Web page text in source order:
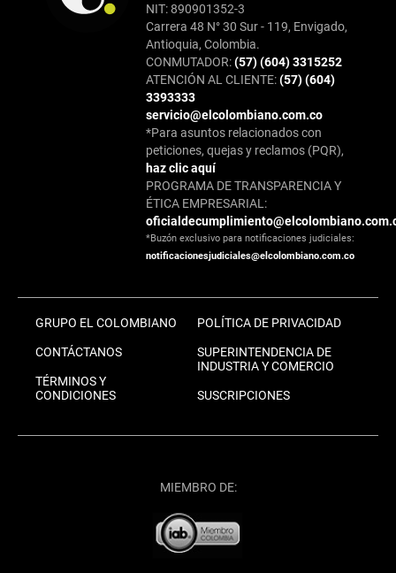
NIT: 890901352-3
Carrera 48 N° 30 Sur - 119, Envigado,
Antioquia, Colombia.
CONMUTADOR:(57) (604) 3315252
ATENCIÓN AL CLIENTE:(57) (604)
3393333
servicio@elcolombiano.com.co
*Para asuntos relacionados con
peticiones, quejas y reclamos (PQR),
haz clic aquí
PROGRAMA DE TRANSPARENCIA Y
ÉTICA EMPRESARIAL:
*Buzón exclusivo para notificaciones judiciales:
notificacionesjudiciales@elcolombiano.com.co
GRUPO EL COLOMBIANO
CONTÁCTANOS
TÉRMINOS Y
CONDICIONES
POLÍTICA DE PRIVACIDAD
SUPERINTENDENCIA DE
INDUSTRIA Y COMERCIO
SUSCRIPCIONES
MIEMBRO DE: